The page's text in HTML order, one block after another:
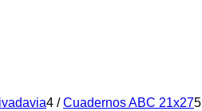
4 / Cuadernos ABC 21x275